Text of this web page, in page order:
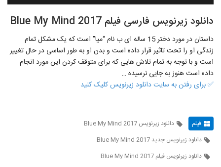
دانلود زیرنویس فارسی فیلم Blue My Mind 2017
داستان در مورد دختر 15 ساله ای ب نام “میا” است که یک مشکل تمام
زندگی او را تحت تاثیر قرار داده است و بدن او به طور اساسی در حال تغییر
است و با توجه به تمام تلاش هایی که برای متوقف کردن این مورد انجام
داده است هنوز به جایی نرسیده …
✅ برای رفتن به سایت دانلود زیرنویس کلیک کنید
فیلم
دانلود زیرنویس Blue My Mind 2017
دانلود زیرنویس جدید Blue My Mind 2017
دانلود زیرنویس فیلم Blue My Mind 2017